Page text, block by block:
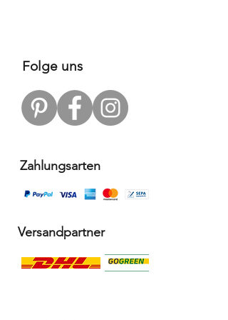
Folge uns
Zahlungsarten
Versandpartner